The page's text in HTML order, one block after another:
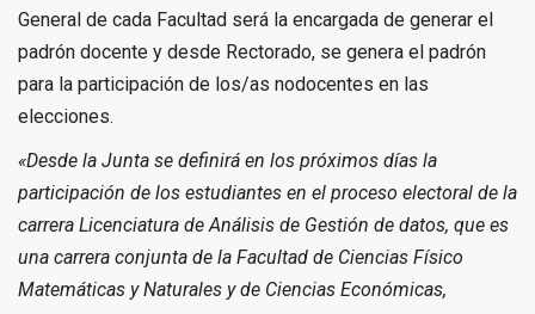
General de cada Facultad será la encargada de generar el
padrón docente y desde Rectorado, se genera el padrón
para la participación de los/as nodocentes en las
elecciones.
«Desde la Junta se definirá en los próximos días la
participación de los estudiantes en el proceso electoral de la
carrera Licenciatura de Análisis de Gestión de datos, que es
una carrera conjunta de la Facultad de Ciencias Físico
Matemáticas y Naturales y de Ciencias Económicas,